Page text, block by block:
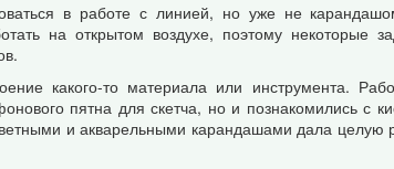
в работе с линией, но уже не
на открытом воздухе, поэтому некоторые
какого-то материала или инструмента.
пятна для скетча, но и познакомились с
и акварельными карандашами дала целую